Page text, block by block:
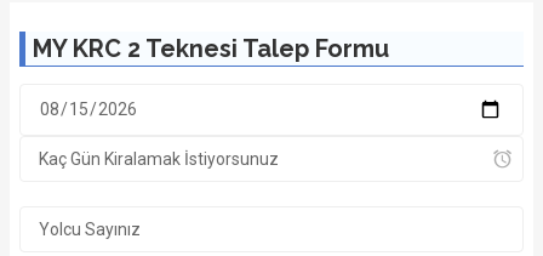
MY KRC 2 Teknesi Talep Formu